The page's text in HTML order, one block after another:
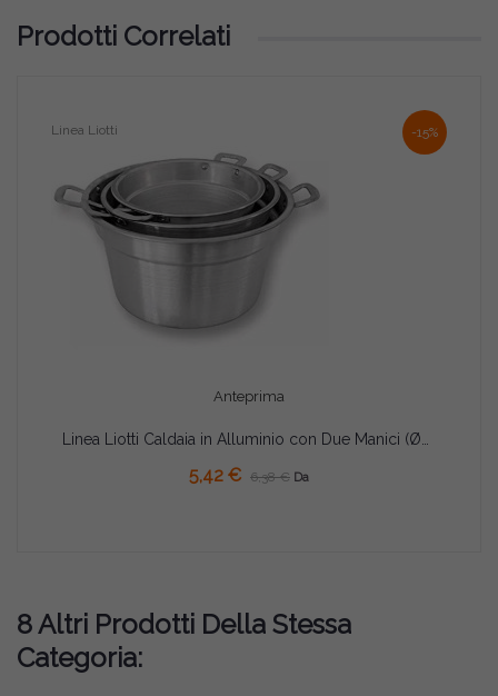
Prodotti Correlati
-15%
Anteprima
Linea Liotti
5,42 € 6,38 € Da
8 Altri Prodotti Della Stessa
Categoria: